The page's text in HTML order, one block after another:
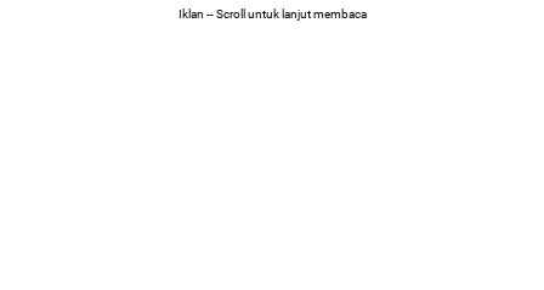
Iklan -- Scroll untuk lanjut membaca